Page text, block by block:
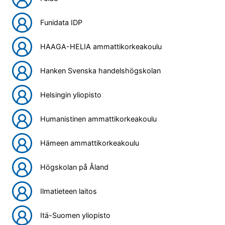
Funidata IDP
HAAGA-HELIA ammattikorkeakoulu
Hanken Svenska handelshögskolan
Helsingin yliopisto
Humanistinen ammattikorkeakoulu
Hämeen ammattikorkeakoulu
Högskolan på Åland
Ilmatieteen laitos
Itä-Suomen yliopisto